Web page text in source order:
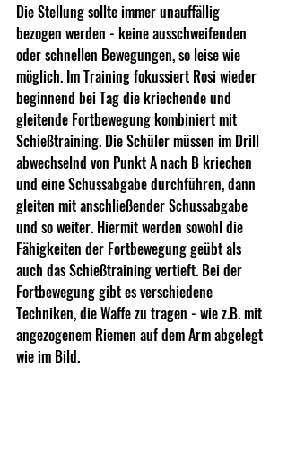
Die Stellung sollte immer unauffällig
bezogen werden - keine ausschweifenden
oder schnellen Bewegungen, so leise wie
möglich. Im Training fokussiert Rosi wieder
beginnend bei Tag die kriechende und
gleitende Fortbewegung kombiniert mit
Schießtraining. Die Schüler müssen im Drill
abwechselnd von Punkt A nach B kriechen
und eine Schussabgabe durchführen, dann
gleiten mit anschließender Schussabgabe
und so weiter. Hiermit werden sowohl die
Fähigkeiten der Fortbewegung geübt als
auch das Schießtraining vertieft. Bei der
Fortbewegung gibt es verschiedene
Techniken, die Waffe zu tragen - wie z.B. mit
angezogenem Riemen auf dem Arm abgelegt
wie im Bild.